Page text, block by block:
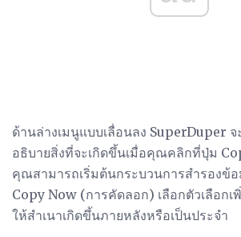
ด้านล่างเมนูแบบเลื่อนลง SuperDuper
อธิบายสิ่งที่จะเกิดขึ้นเมื่อคุณคลิกที่ปุ่ม
คุณสามารถเริ่มต้นกระบวนการสำรองข้
Copy Now (การคัดลอก) เลือกตัวเลือกเ
ให้สำเนาเกิดขึ้นภายหลังหรือเป็นประจำ